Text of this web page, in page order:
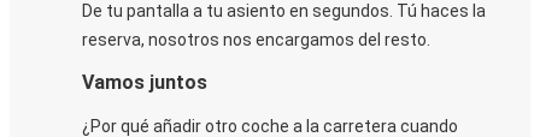
De tu pantalla a tu asiento en segundos. Tú haces la
reserva, nosotros nos encargamos del resto.
Vamos juntos
¿Por qué añadir otro coche a la carretera cuando